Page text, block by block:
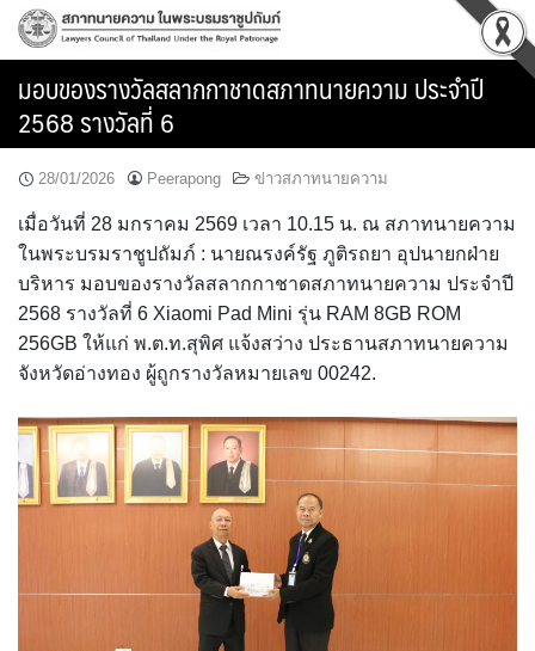
Skip
มอบของรางวัลสลากกาชาดสภาทนายความ ประจำปี
2568 รางวัลที่ 6
28/01/2026 Peerapong ข่าวสภาทนายความ
เมื่อวันที่ 28 มกราคม 2569 เวลา 10.15 น. ณ สภาทนายความ
ในพระบรมราชูปถัมภ์ : นายณรงค์รัฐ ภูติรถยา อุปนายกฝ่าย
บริหาร มอบของรางวัลสลากกาชาดสภาทนายความ ประจำปี
2568 รางวัลที่ 6 Xiaomi Pad Mini รุ่น RAM 8GB ROM
256GB ให้แก่ พ.ต.ท.สุพิศ แจ้งสว่าง ประธานสภาทนายความ
จังหวัดอ่างทอง ผู้ถูกรางวัลหมายเลข 00242.